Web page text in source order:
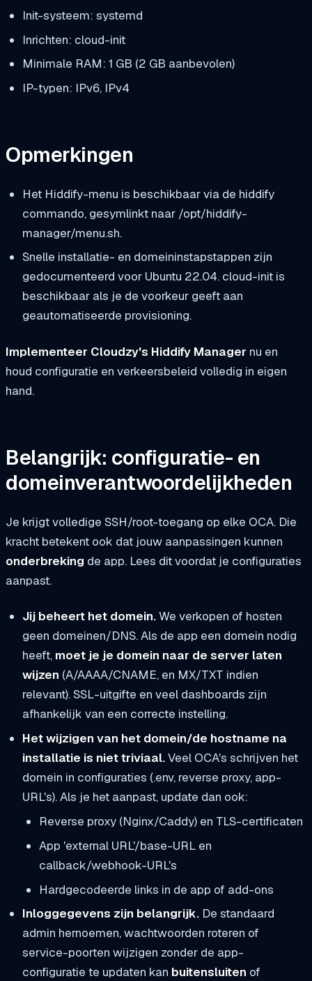
Init-systeem: systemd
Inrichten: cloud-init
Minimale RAM: 1 GB (2 GB aanbevolen)
IP-typen: IPv6, IPv4
Opmerkingen
Het Hiddify-menu is beschikbaar via de hiddify
commando, gesymlinkt naar /opt/hiddify-
manager/menu.sh.
Snelle installatie- en domeininstapstappen zijn
gedocumenteerd voor Ubuntu 22.04. cloud-init is
beschikbaar als je de voorkeur geeft aan
geautomatiseerde provisioning.
Implementeer Cloudzy's Hiddify Manager nu en
houd configuratie en verkeersbeleid volledig in eigen
hand.
Belangrijk: configuratie- en
domeinverantwoordelijkheden
Je krijgt volledige SSH/root-toegang op elke OCA. Die
kracht betekent ook dat jouw aanpassingen kunnen
onderbreking de app. Lees dit voordat je configuraties
aanpast.
Jij beheert het domein.We verkopen of hosten
geen domeinen/DNS. Als de app een domein nodig
heeft, moet je je domein naar de server laten
wijzen (A/AAAA/CNAME, en MX/TXT indien
relevant). SSL-uitgifte en veel dashboards zijn
afhankelijk van een correcte instelling.
Het wijzigen van het domein/de hostname na
installatie is niet triviaal.Veel OCA's schrijven het
domein in configuraties (.env, reverse proxy, app-
URL's). Als je het aanpast, update dan ook:
Reverse proxy (Nginx/Caddy) en TLS-certificaten
App 'external URL'/base-URL en
callback/webhook-URL's
Hardgecodeerde links in de app of add-ons
Inloggegevens zijn belangrijk.De standaard
admin hernoemen, wachtwoorden roteren of
service-poorten wijzigen zonder de app-
configuratie te updaten kan buitensluiten of